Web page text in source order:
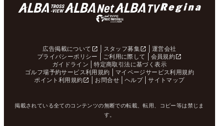
広告掲載について スタッフ募集
運営会社
プライバシーポリシー
ご利用に際して
会員規約
ガイドライン
特定商取引法に基づく表示
ゴルフ場予約サービス利用規約
マイページサービス利用規約
ポイント利用規約
お問合せ ヘルプ サイトマップ
掲載されている全てのコンテンツの無断での転載、転用、コピー等は禁じま
す。